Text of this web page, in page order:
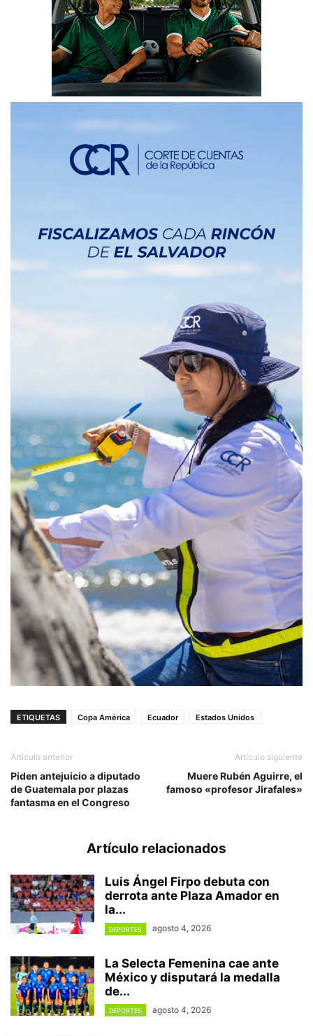
ETIQUETAS Copa América Ecuador Estados Unidos
Artículo anterior
Piden antejuicio a diputado
de Guatemala por plazas
fantasma en el Congreso
Artículo siguiente
Muere Rubén Aguirre, el
famoso «profesor Jirafales»
Artículo relacionados
Luis Ángel Firpo debuta con
derrota ante Plaza Amador en
la...
DEPORTES agosto 4, 2026
La Selecta Femenina cae ante
México y disputará la medalla
de...
DEPORTES agosto 4, 2026